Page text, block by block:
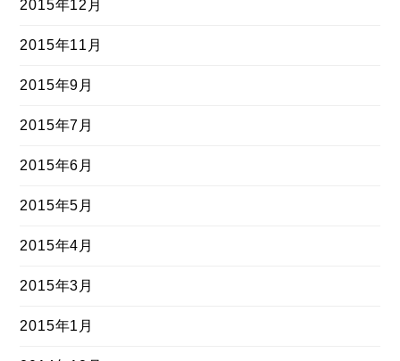
2015年12月
2015年11月
2015年9月
2015年7月
2015年6月
2015年5月
2015年4月
2015年3月
2015年1月